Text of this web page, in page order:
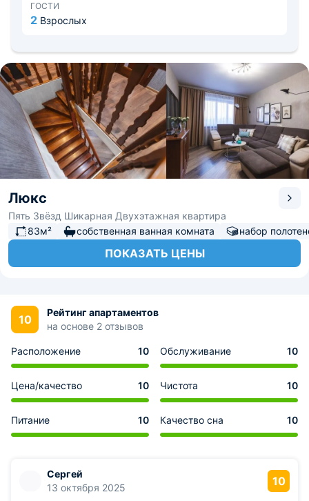
обеденный стол, рассчитанный на четверых.
Поблизости есть продуктовые магазины и рестораны.
Север». До центра — 4,3 км. Расстояние до аэропорта
— 31,1 км, до железнодорожного вокзала — 7 км.
ГОСТИ
2 Взрослых
Люкс
Пять Звёзд Шикарная Двухэтажная квартира
83м²
собственная ванная комната набор
ПОКАЗАТЬ ЦЕНЫ
10
Рейтинг апартаментов
на основе 2 отзывов
Расположение 10 Обслуживание 10
Цена/качество 10 Чистота 10
Питание 10 Качество сна 10
Сергей
13 октября 2025
10